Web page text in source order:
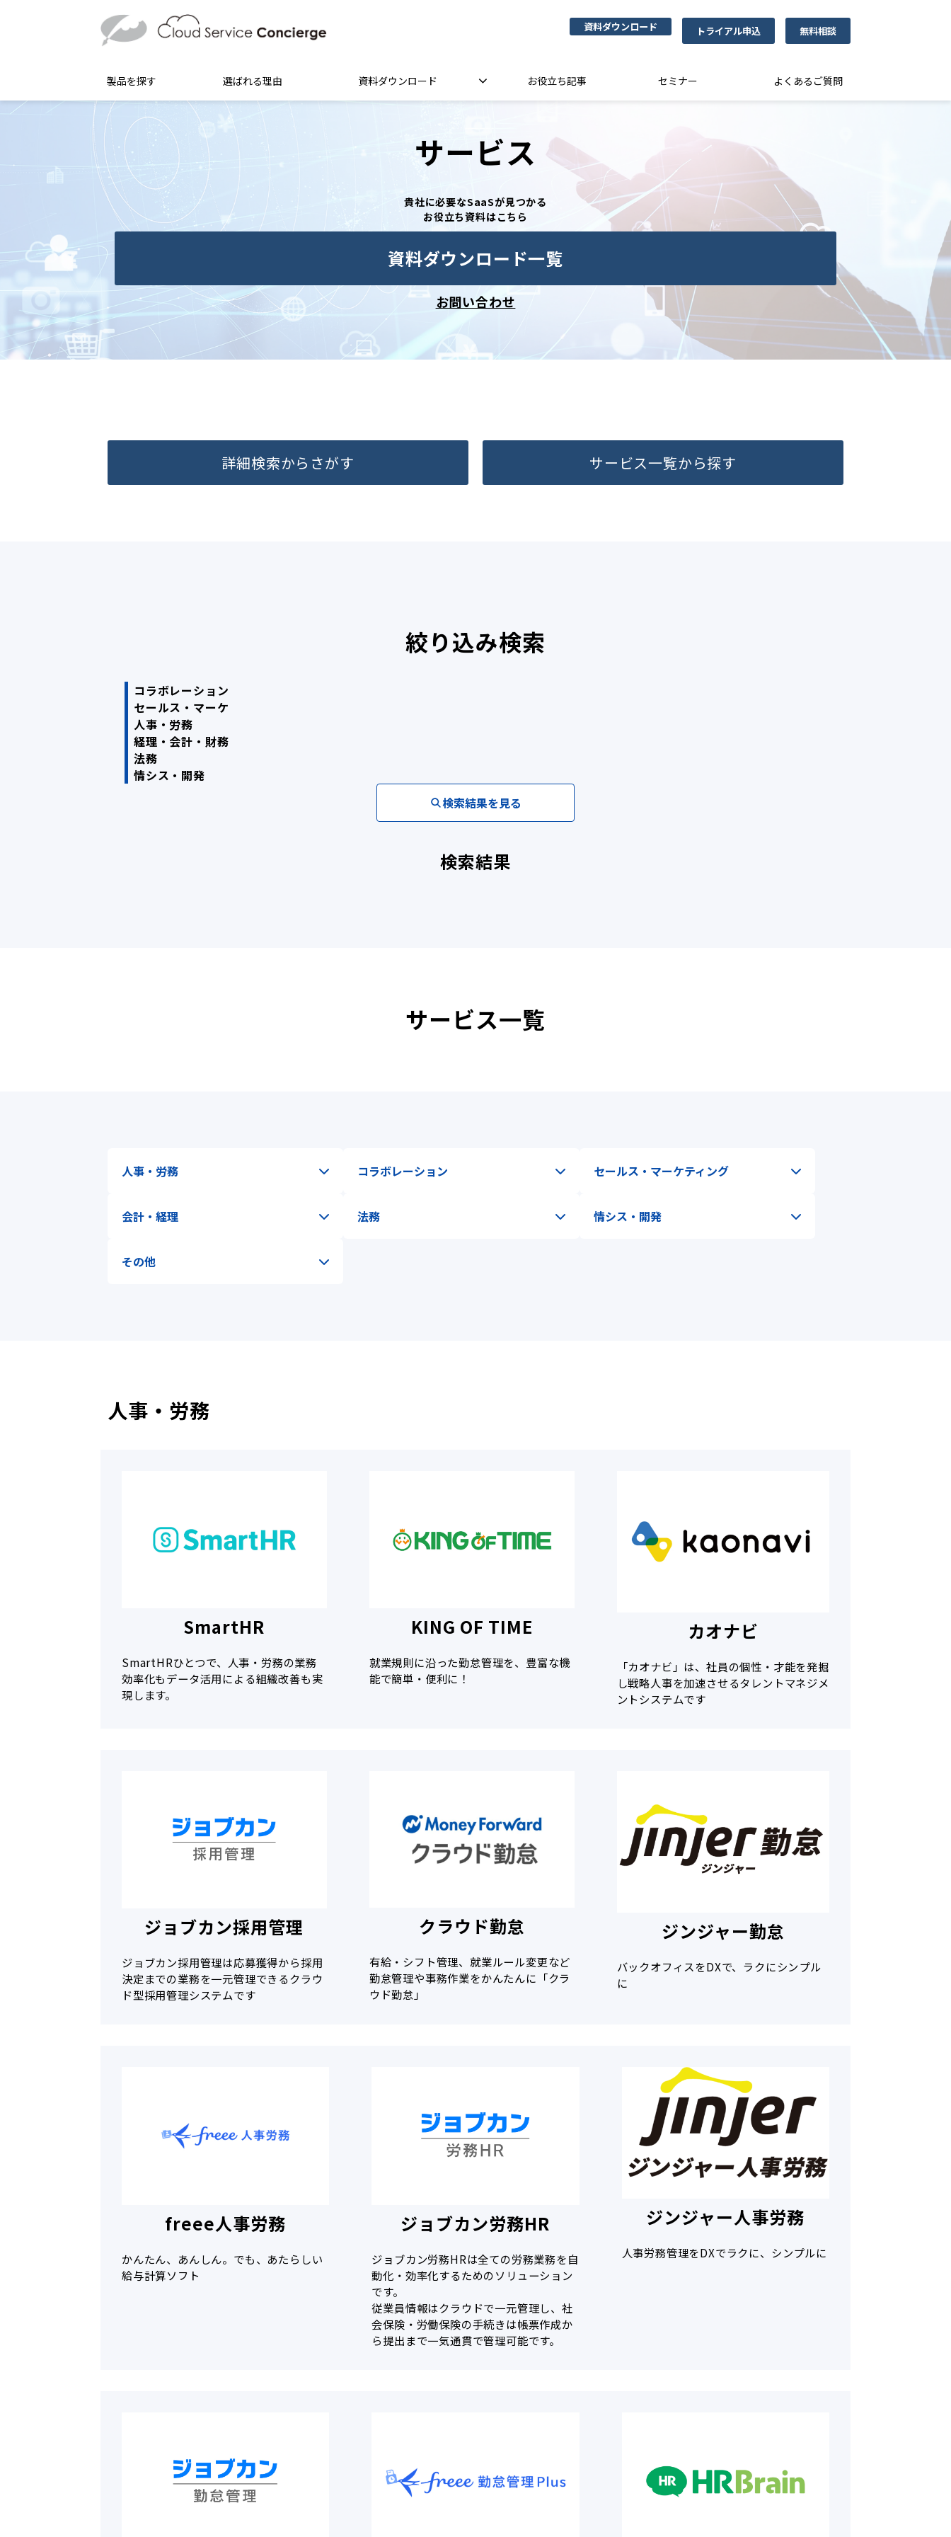
資料ダウンロード トライアル申込 無料相談
製品を探す 選ばれる理由 資料ダウンロード お役立ち記事 セミナー よくあるご質問
サービス
貴社に必要なSaaSが見つかる
お役立ち資料はこちら
資料ダウンロード一覧
お問い合わせ
詳細検索からさがす サービス一覧から探す
絞り込み検索
コラボレーション
セールス・マーケ
人事・労務
経理・会計・財務
法務
情シス・開発
検索結果を見る
検索結果
サービス一覧
人事・労務 コラボレーション セールス・マーケティング
会計・経理 法務 情シス・開発
その他
人事・労務
SmartHR
SmartHRひとつで、人事・労務の業務
効率化もデータ活用による組織改善も実
現します。
KING OF TIME
就業規則に沿った勤怠管理を、豊富な機
能で簡単・便利に！
カオナビ
「カオナビ」は、社員の個性・才能を発掘
し戦略人事を加速させるタレントマネジメ
ントシステムです
ジョブカン採用管理
ジョブカン採用管理は応募獲得から採用
決定までの業務を一元管理できるクラウ
ド型採用管理システムです
クラウド勤怠
有給・シフト管理、就業ルール変更など
勤怠管理や事務作業をかんたんに「クラ
ウド勤怠」
ジンジャー勤怠
バックオフィスをDXで、ラクにシンプル
に
freee人事労務
かんたん、あんしん。でも、あたらしい
給与計算ソフト
ジョブカン労務HR
ジョブカン労務HRは全ての労務業務を自
動化・効率化するためのソリューション
です。
従業員情報はクラウドで一元管理し、社
会保険・労働保険の手続きは帳票作成か
ら提出まで一気通貫で管理可能です。
ジンジャー人事労務
人事労務管理をDXでラクに、シンプルに